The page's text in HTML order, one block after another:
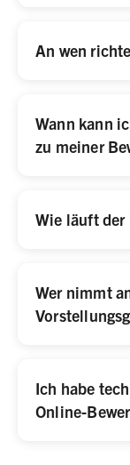
An wen
Wann kann
zu meiner
Wie läuft der
Wer nimmt
Ich habe
Online-